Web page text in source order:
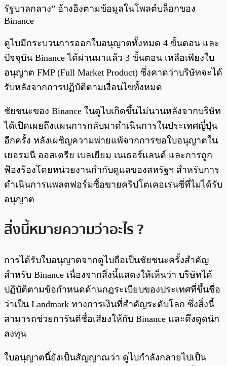
รัฐบาลกลาง” อ้างอิงตามข้อมูลในโพลต์บล็อกของ
Binance
ดูไบมีกระบวนการออกใบอนุญาตทั้งหมด 4 ขั้นตอน และ
ปัจจุบัน Binance ได้ผ่านมาแล้ว 3 ขั้นตอน เหลือเพียงใบ
อนุญาต FMP (Full Market Product) ซึ่งคาดว่าบริษัทจะได้
รับหลังจากการปฏิบัติตามเงื่อนไขทั้งหมด
ชัยชนะของ Binance ในดูไบเกิดขึ้นไม่นานหลังจากบริษัท
ได้เปิดเผยถึงแผนการกลับมาดำเนินการในประเทศญี่ปุ่น
อีกครั้ง หลังเผชิญความพ่ายแพ้จากการขอใบอนุญาตใน
เยอรมนี ออสเตรีย เบลเยียม เนเธอร์แลนด์ และการถูก
ฟ้องร้องโดยหน่วยงานกำกับดูแลของสหรัฐฯ สำหรับการ
ดำเนินการแพลตฟอร์มซื้อขายคริปโตเคอเรนซี่ที่ไม่ได้รับ
อนุญาต
สิ่งนี้หมายความว่าอะไร ?
การได้รับใบอนุญาตจากดูไบถือเป็นชัยชนะครั้งสำคัญ
สำหรับ Binance เนื่องจากสิ่งนี้แสดงให้เห็นว่า บริษัทได้
ปฏิบัติตามข้อกำหนดด้านกฎระเบียบของประเทศที่ขึ้นชื่อ
ว่าเป็น Landmark ทางการเงินที่สำคัญระดับโลก ซึ่งสิ่งนี้
สามารถช่วยการันตีชื่อเสียงให้กับ Binance และดึงดูดนัก
ลงทุน
ใบอนุญาตนี้ยังเป็นสัญญาณว่า ดูไบกำลังกลายไปเป็น